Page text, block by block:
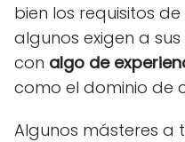
bien los requisitos
algunos exigen a
con algo de
como el dominio de
Algunos másteres a